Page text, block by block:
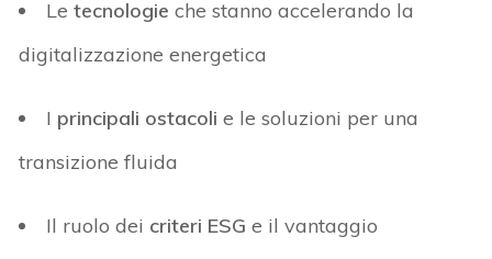
Letecnologieche stanno accelerando la
digitalizzazione energetica
I principali ostacoli e le soluzioni per una
transizione fluida
Il ruolo dei criteri ESG e il vantaggio